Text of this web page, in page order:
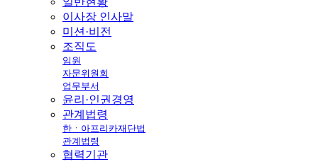
이사장 인사말
미션·비전
조직도
임원
자문위원회
업무부서
윤리·인권경영
관계법령
한ㆍ아프리카재단법
관계법령
협력기관